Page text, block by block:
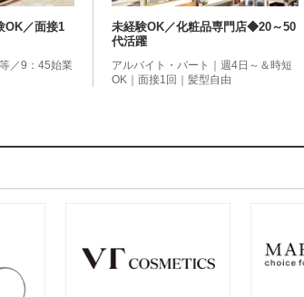
OK／面接1
／9：45始業
未経験OK／化粧品専門店◆20～50
代活躍
アルバイト・パート｜週4日～＆時短
OK｜面接1回｜髪型自由